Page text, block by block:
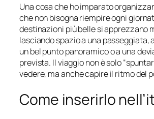
Una cosa che ho imparato
che non bisogna riempire ogni
destinazioni più belle si apprezzano
lasciando spazio a una passeggiata,
un bel punto panoramico o a una
prevista. Il viaggio non è solo
vedere, ma anche capire il ritmo del
Come inserirlo